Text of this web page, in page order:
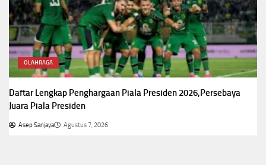
OLAHRAGA
Daftar Lengkap Penghargaan Piala Presiden 2026,Persebaya
Juara Piala Presiden
Asep Sanjaya Agustus 7, 2026